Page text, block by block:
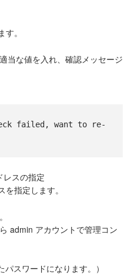
。
当な値を入れ、確認メッセージ
failed, want to re-
レスの指定
指定します。
admin アカウントで管理コン
パスワードになります。）